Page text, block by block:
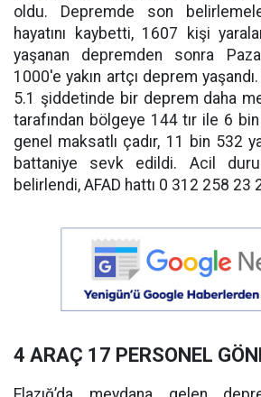
oldu. Depremde son
hayatını kaybetti, 1607 kişi
yaşanan depremden sonra
1000'e yakın artçı deprem
5.1 şiddetinde bir deprem daha
tarafından bölgeye 144 tır ile 6
genel maksatlı çadır, 11 bin 532
battaniye sevk edildi. Acil
belirlendi, AFAD hattı 0 312 258 23
4 ARAÇ 17 PERSONEL